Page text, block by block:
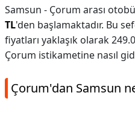
Samsun - Çorum arası
TL'den başlamaktadır. Bu
fiyatları yaklaşık olarak
Çorum istikametine nasıl
Çorum'dan Samsun